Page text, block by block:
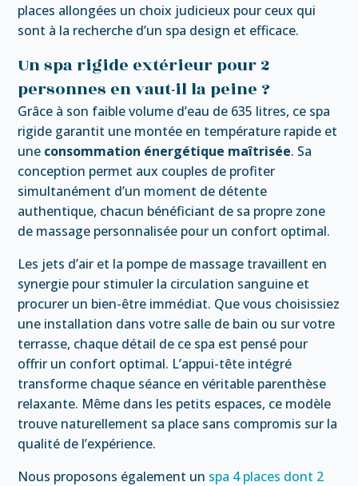
places allongées un choix judicieux pour ceux qui
sont à la recherche d’un spa design et efficace.
Un spa rigide extérieur pour 2
personnes en vaut-il la peine ?
Grâce à son faible volume d’eau de 635 litres, ce spa
rigide garantit une montée en température rapide et
une consommation énergétique maîtrisée. Sa
conception permet aux couples de profiter
simultanément d’un moment de détente
authentique, chacun bénéficiant de sa propre zone
de massage personnalisée pour un confort optimal.
Les jets d’air et la pompe de massage travaillent en
synergie pour stimuler la circulation sanguine et
procurer un bien-être immédiat. Que vous choisissiez
une installation dans votre salle de bain ou sur votre
terrasse, chaque détail de ce spa est pensé pour
offrir un confort optimal. L’appui-tête intégré
transforme chaque séance en véritable parenthèse
relaxante. Même dans les petits espaces, ce modèle
trouve naturellement sa place sans compromis sur la
qualité de l’expérience.
Nous proposons également un spa 4 places dont 2